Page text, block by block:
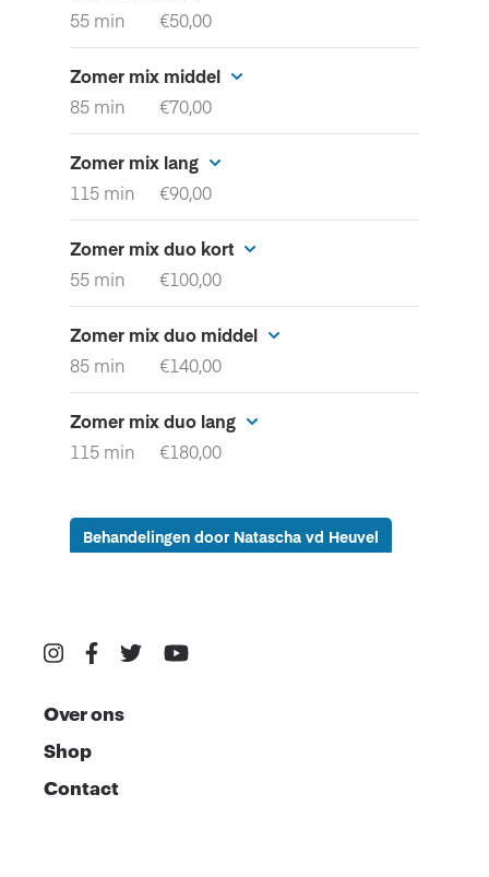
Over ons
Shop
Contact